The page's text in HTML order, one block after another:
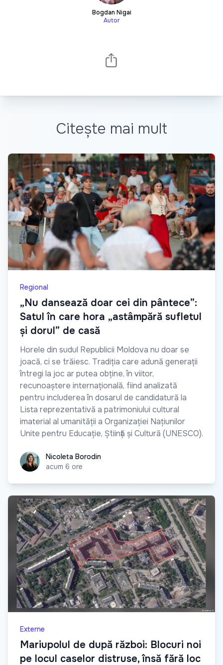
Bogdan Nigai
Autor
Citește mai mult
Regional
„Nu dansează doar cei din pântece”:
Satul în care hora „astâmpără sufletul
și dorul” de casă
Horele din sudul Republicii Moldova nu doar se
joacă, ci se trăiesc. Tradiția care adună generații
întregi la joc ar putea obține, în viitor,
recunoaștere internațională, fiind analizată
pentru includerea în dosarul de candidatură la
Lista reprezentativă a patrimoniului cultural
imaterial al umanității a Organizației Națiunilor
Unite pentru Educație, Știință și Cultură (UNESCO).
Nicoleta Borodin
Nicoleta Borodin
acum 6 ore
Externe
Mariupolul de după război: Blocuri noi
pe locul caselor distruse, însă fără loc